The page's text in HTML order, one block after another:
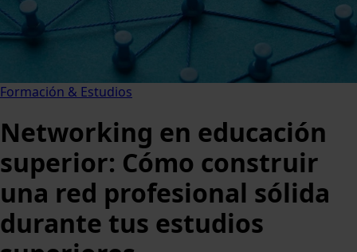
Formación & Estudios
Networking en educación
superior: Cómo construir
una red profesional sólida
durante tus estudios